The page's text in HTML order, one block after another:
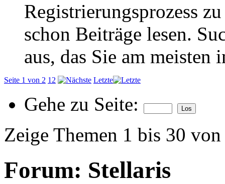
Registrierungsprozess
schon Beiträge lesen.
aus, das Sie am meisten
Seite 1 von 2 1 2 Letzte
Gehe zu Seite:
Zeige Themen 1 bis 30
Forum: Stellaris